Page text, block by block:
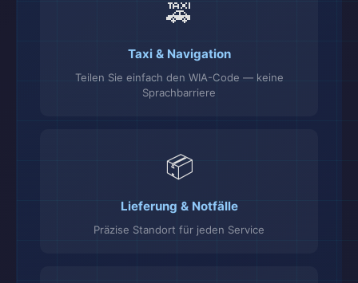
🚕
Taxi & Navigation
Teilen Sie einfach den WIA-Code — keine
Sprachbarriere
📦
Lieferung & Notfälle
Präzise Standort für jeden Service